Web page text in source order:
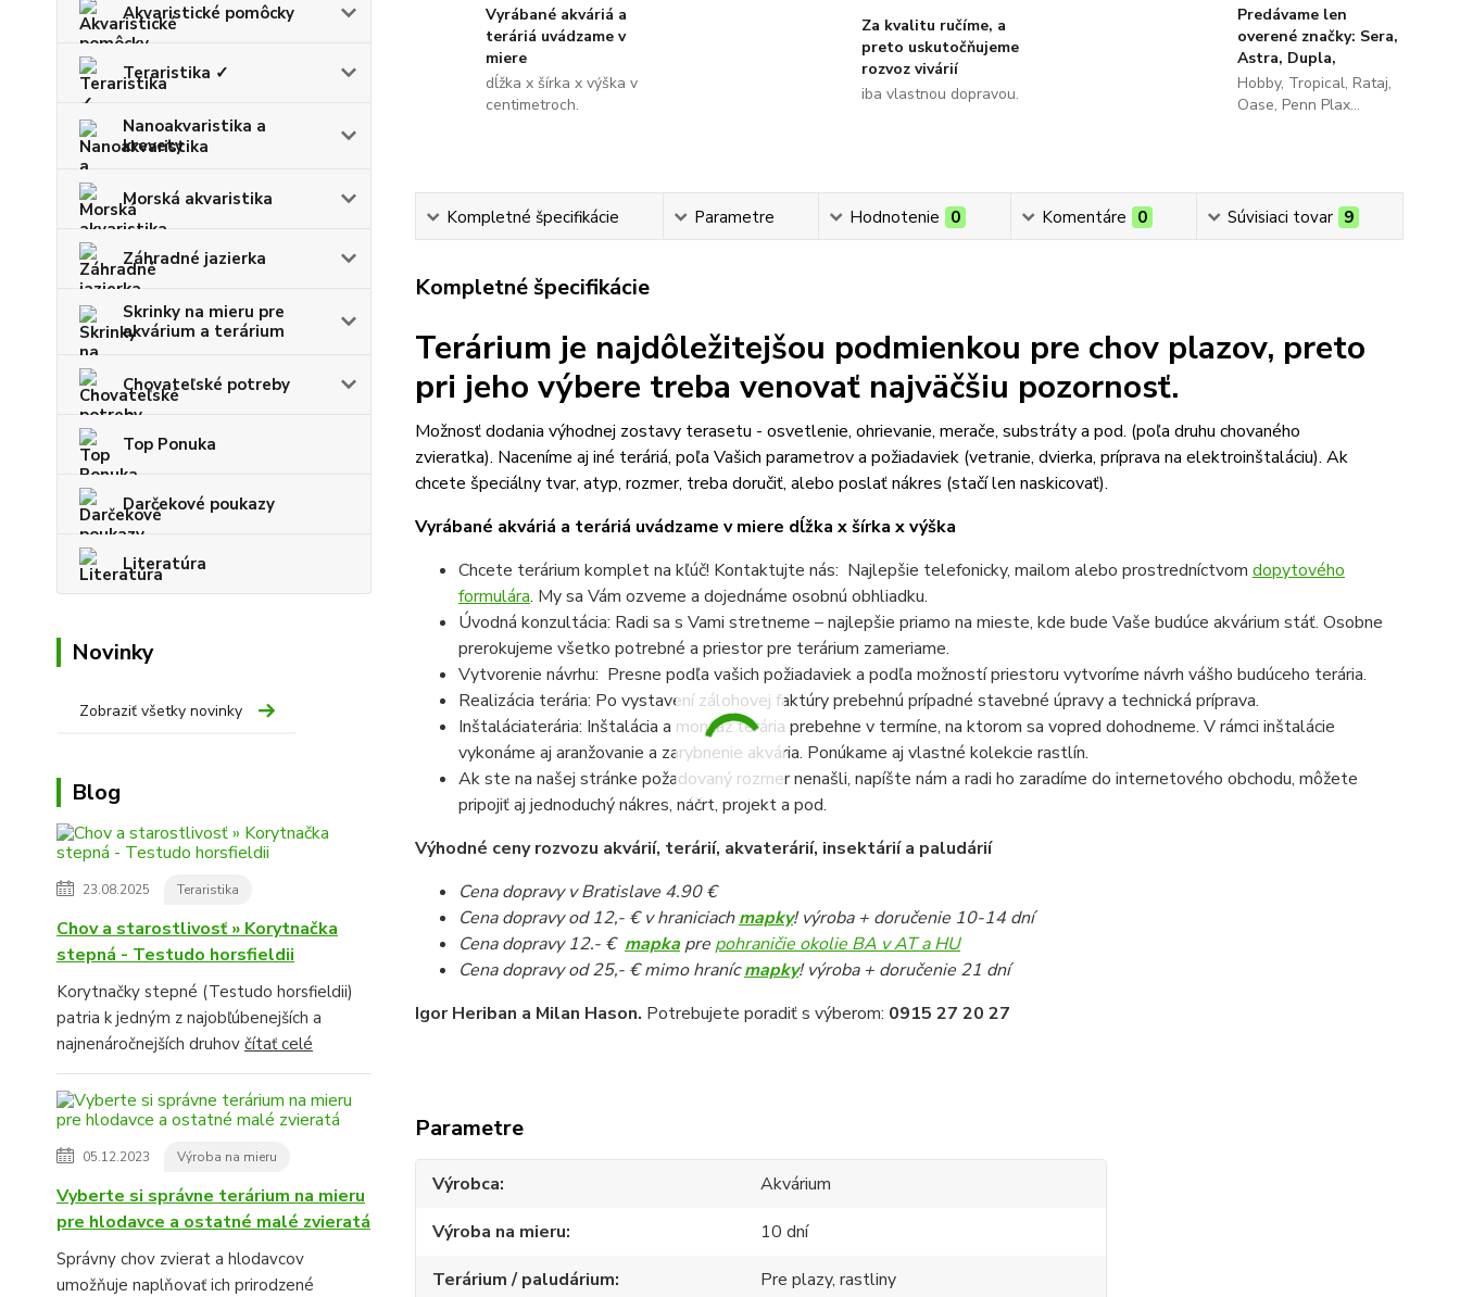
Akvaristické pomôcky
Teraristika ✓
Nanoakvaristika a
krevety
Morská akvaristika
Záhradné jazierka
Skrinky na mieru pre
akvárium a terárium
Chovateľské potreby
Top Ponuka
Darčekové poukazy
Literatúra
Novinky
Zobraziť všetky novinky
Blog
23.08.2025 Teraristika
Chov a starostlivosť » Korytnačka
stepná - Testudo horsfieldii
Korytnačky stepné (Testudo horsfieldii)
patria k jedným z najobľúbenejších a
najnenáročnejších druhov čítať celé
05.12.2023 Výroba na mieru
Vyberte si správne terárium na mieru
pre hlodavce a ostatné malé zvieratá
Správny chov zvierat a hlodavcov
umožňuje naplňovať ich prirodzené
Vyrábané akváriá a
teráriá uvádzame v
miere
dĺžka x šírka x výška v
centimetroch.
Za kvalitu ručíme, a
preto uskutočňujeme
rozvoz vivárií
iba vlastnou dopravou.
Predávame len
overené značky: Sera,
Astra, Dupla,
Hobby, Tropical, Rataj,
Oase, Penn Plax...
Kompletné špecifikácie Parametre Hodnotenie 0 Komentáre 0 Súvisiaci tovar 9
Kompletné špecifikácie
Terárium je najdôležitejšou podmienkou pre chov plazov, preto
pri jeho výbere treba venovať najväčšiu pozornosť.
Možnosť dodania výhodnej zostavy terasetu - osvetlenie, ohrievanie, merače, substráty a pod. (poľa druhu chovaného
zvieratka). Naceníme aj iné teráriá, poľa Vašich parametrov a požiadaviek (vetranie, dvierka, príprava na elektroinštaláciu). Ak
chcete špeciálny tvar, atyp, rozmer, treba doručiť, alebo poslať nákres (stačí len naskicovať).
Vyrábané akváriá a teráriá uvádzame v miere dĺžka x šírka x výška
Chcete terárium komplet na kľúč! Kontaktujte nás: Najlepšie telefonicky, mailom alebo prostredníctvom dopytového
formulára. My sa Vám ozveme a dojednáme osobnú obhliadku.
Úvodná konzultácia: Radi sa s Vami stretneme – najlepšie priamo na mieste, kde bude Vaše budúce akvárium stáť. Osobne
prerokujeme všetko potrebné a priestor pre terárium zameriame.
Vytvorenie návrhu: Presne podľa vašich požiadaviek a podľa možností priestoru vytvoríme návrh vášho budúceho terária.
Realizácia terária: Po vystavení zálohovej faktúry prebehnú prípadné stavebné úpravy a technická príprava.
Inštaláciaterária: Inštalácia a montáž terária prebehne v termíne, na ktorom sa vopred dohodneme. V rámci inštalácie
vykonáme aj aranžovanie a zarybnenie akvária. Ponúkame aj vlastné kolekcie rastlín.
Ak ste na našej stránke požadovaný rozmer nenašli, napíšte nám a radi ho zaradíme do internetového obchodu, môžete
pripojiť aj jednoduchý nákres, náčrt, projekt a pod.
Výhodné ceny rozvozu akvárií, terárií, akvaterárií, insektárií a paludárií
Cena dopravy v Bratislave 4.90 €
Cena dopravy od 12,- € v hraniciachmapky! výroba + doručenie 10-14 dní
Cena dopravy 12.- € mapkapre pohraničie okolie BA v AT a HU
Cena dopravy od 25,- € mimo hranícmapky! výroba + doručenie 21 dní
Igor Heriban a Milan Hason. Potrebujete poradiť s výberom: 0915 27 20 27
Parametre
Výrobca
Akvárium
Výroba na mieru
10 dní
Terárium / paludárium
Pre plazy, rastliny